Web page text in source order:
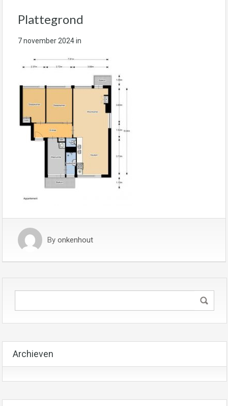
Plattegrond
7 november 2024in
By onkenhout
Archieven